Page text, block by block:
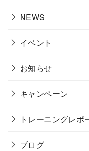
NEWS
イベント
お知らせ
キャンペーン
トレーニングレポ
ブログ